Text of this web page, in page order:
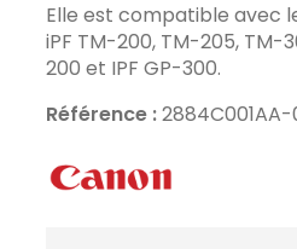
Elle est compatible avec
iPF TM-200, TM-205, TM-
200 et IPF GP-300.
Référence :